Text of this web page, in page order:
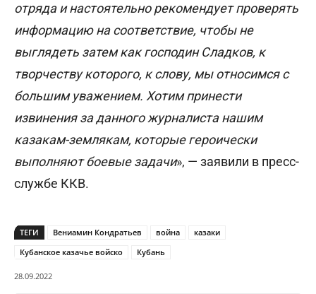
отряда и настоятельно рекомендует проверять
информацию на соответствие, чтобы не
выглядеть затем как господин Сладков, к
творчеству которого, к слову, мы относимся с
большим уважением. Хотим принести
извинения за данного журналиста нашим
казакам-землякам, которые героически
выполняют боевые задачи», — заявили в пресс-
службе ККВ.
ТЕГИ Вениамин Кондратьев война
казаки
Кубанское казачье войско
Кубань
28.09.2022